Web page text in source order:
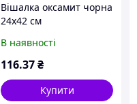
Вішалка оксамит чорна
24x42 см
В наявності
116.37₴
Купити